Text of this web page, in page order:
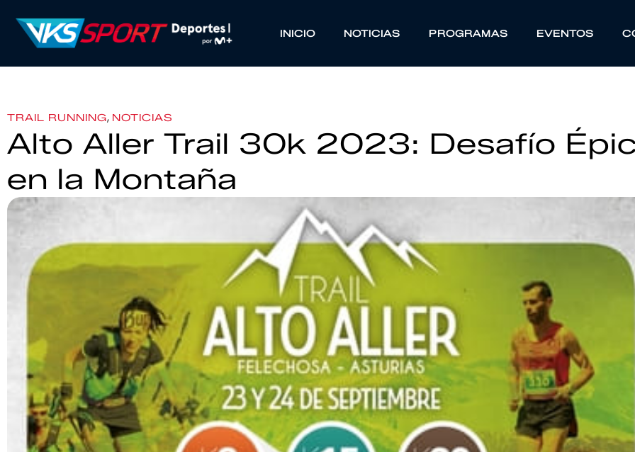
INICIO NOTICIAS PROGRAMAS EVENTOS
TRAIL RUNNING, NOTICIAS
Alto Aller Trail 30k 2023: Desafío
en la Montaña